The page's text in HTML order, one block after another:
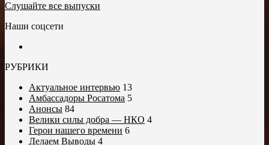
Слушайте все выпуски
Наши соцсети
РУБРИКИ
Актуальное интервью 13
Амбассадоры Росатома 5
Анонсы 84
Велики силы добра — НКО 4
Герои нашего времени 6
Делаем Выводы 4